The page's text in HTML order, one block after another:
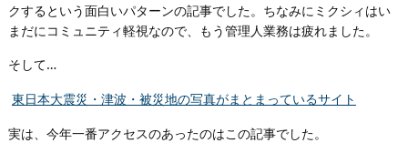
クするという面白いパターンの記事でした。ちなみにミクシィはい
まだにコミュニティ軽視なので、もう管理人業務は疲れました。
そして…
東日本大震災・津波・被災地の写真がまとまっているサイト
実は、今年一番アクセスのあったのはこの記事でした。